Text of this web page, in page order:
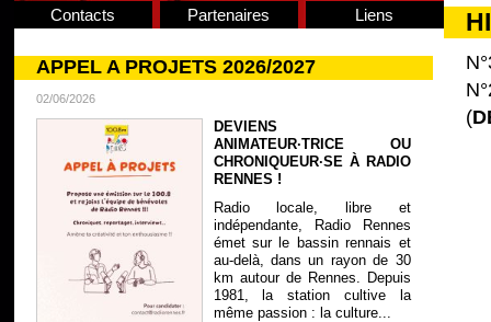
Contacts Partenaires Liens
APPEL A PROJETS 2026/2027
02/06/2026
DEVIENS
ANIMATEUR·TRICE OU
CHRONIQUEUR·SE À RADIO
RENNES !
Radio locale, libre et
indépendante, Radio Rennes
émet sur le bassin rennais et
au-delà, dans un rayon de 30
km autour de Rennes. Depuis
1981, la station cultive la
même passion : la culture...
(